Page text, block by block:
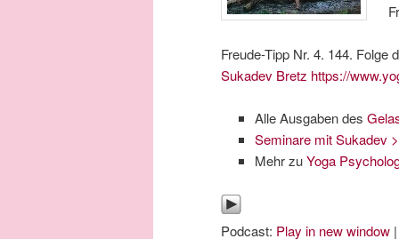
Freude-Tipp Nr. 4. 144. Folge
Sukadev Bretz https://
Alle Ausgaben des
Seminare mit Sukadev
Mehr zuYoga
Podcast: Play in new window |